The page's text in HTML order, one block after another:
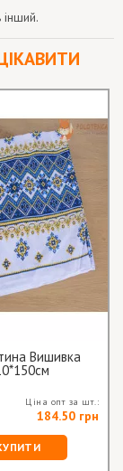
інший.
Вишивка
Ціна опт за шт.:
184.50 грн